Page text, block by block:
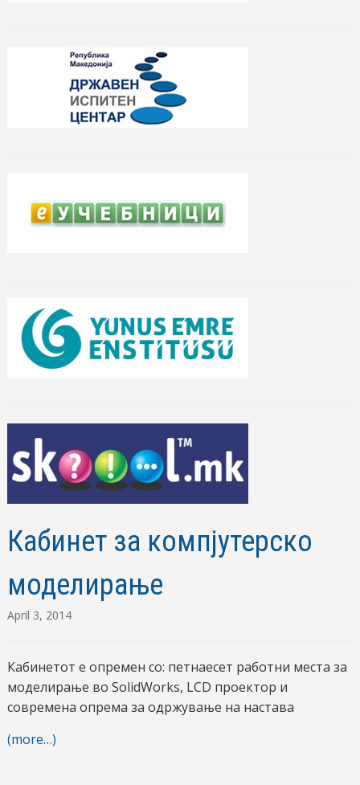
Кабинет за компјутерско
моделирање
April 3, 2014
Кабинетот е опремен со: петнаесет работни места за
моделирање во SolidWorks, LCD проектор и
современа опрема за одржување на настава
(more…)